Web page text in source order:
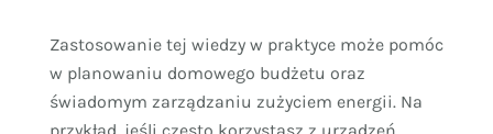
Zastosowanie tej wiedzy w praktyce może pomóc
w planowaniu domowego budżetu oraz
świadomym zarządzaniu zużyciem energii. Na